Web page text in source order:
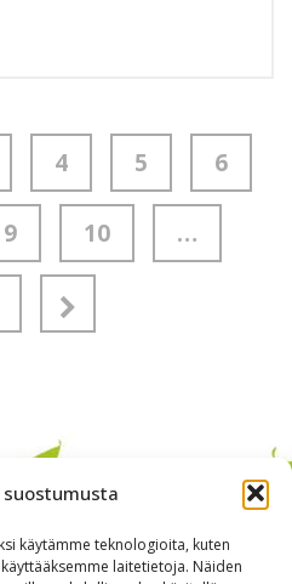
käytämme teknologioita, kuten
laitetietoja. Näiden
4 5 6
9 10 …